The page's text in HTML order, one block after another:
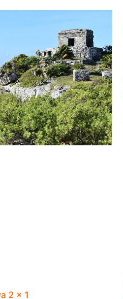
2 x 1